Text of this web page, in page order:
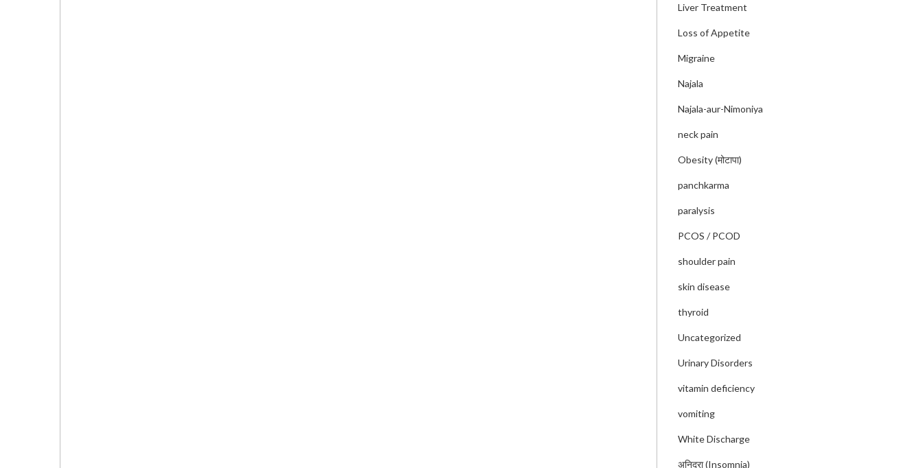
Liver Treatment
Loss of Appetite
Migraine
Najala
Najala-aur-Nimoniya
neck pain
Obesity (मोटापा)
panchkarma
paralysis
PCOS / PCOD
shoulder pain
skin disease
thyroid
Uncategorized
Urinary Disorders
vitamin deficiency
vomiting
White Discharge
अनिद्रा (Insomnia)